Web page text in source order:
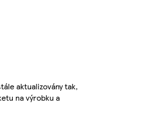
aktualizovány tak,
na výrobku a